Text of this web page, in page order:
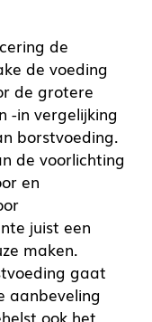
de
de voeding
de grotere
-in vergelijking
borstvoeding.
de voorlichting
en
juist een
maken.
gaat
aanbeveling
ook het